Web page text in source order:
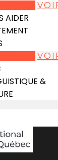
AIDER
&